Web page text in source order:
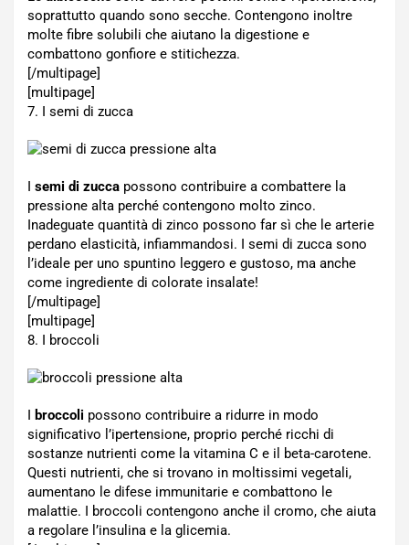
soprattutto quando sono secche. Contengono inoltre
molte fibre solubili che aiutano la digestione e
combattono gonfiore e stitichezza.
[/multipage]
[multipage]
7. I semi di zucca
I semi di zucca possono contribuire a combattere la
pressione alta perché contengono molto zinco.
Inadeguate quantità di zinco possono far sì che le arterie
perdano elasticità, infiammandosi. I semi di zucca sono
l’ideale per uno spuntino leggero e gustoso, ma anche
come ingrediente di colorate insalate!
[/multipage]
[multipage]
8. I broccoli
I broccoli possono contribuire a ridurre in modo
significativo l’ipertensione, proprio perché ricchi di
sostanze nutrienti come la vitamina C e il beta-carotene.
Questi nutrienti, che si trovano in moltissimi vegetali,
aumentano le difese immunitarie e combattono le
malattie. I broccoli contengono anche il cromo, che aiuta
a regolare l’insulina e la glicemia.